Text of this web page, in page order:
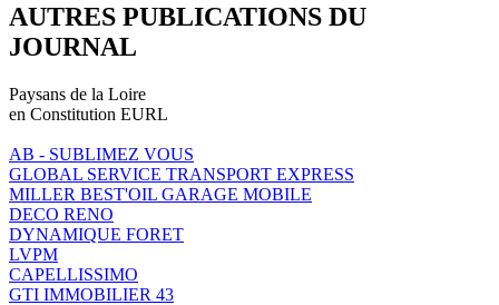
AUTRES PUBLICATIONS DU
JOURNAL
Paysans de la Loire
en Constitution EURL
AB - SUBLIMEZ VOUS
GLOBAL SERVICE TRANSPORT EXPRESS
MILLER BEST'OIL GARAGE MOBILE
DECO RENO
DYNAMIQUE FORET
LVPM
CAPELLISSIMO
GTI IMMOBILIER 43